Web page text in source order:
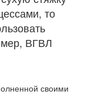
то
ВГВЛ
своими